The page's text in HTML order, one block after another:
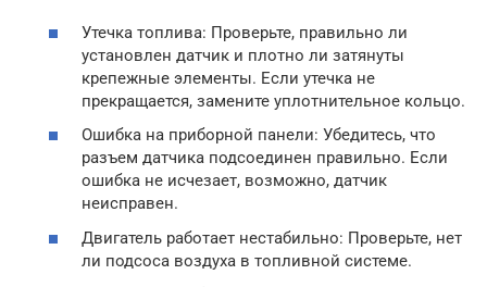
Утечка топлива: Проверьте, правильно ли
установлен датчик и плотно ли затянуты
крепежные элементы. Если утечка не
прекращается, замените уплотнительное кольцо.
Ошибка на приборной панели: Убедитесь, что
разъем датчика подсоединен правильно. Если
ошибка не исчезает, возможно, датчик
неисправен.
Двигатель работает нестабильно: Проверьте, нет
ли подсоса воздуха в топливной системе.